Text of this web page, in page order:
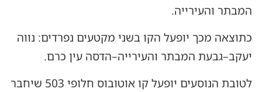
המבתר והעירייה.
כתוצאה מכך יופעל הקו בשני מקטעים נפרדים: נווה
יעקב–גבעת המבתר והעירייה–הדסה עין כרם.
לטובת הנוסעים יופעל קו אוטובוס חלופי 503 שיחבר